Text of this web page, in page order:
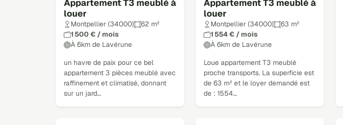
Appartement T3 meublé à
louer
Montpellier (34000)
62 m²
1 500 € / mois
À 6km de Lavérune
un havre de paix pour ce bel
appartement 3 pièces meublé avec
raffinement et climatisé, donnant
sur un jard…
Appartement T3 meublé à
louer
Montpellier (34000)
63 m²
1 554 € / mois
À 6km de Lavérune
Loue appartement T3 meublé
proche transports. La superficie est
de 63 m² et le loyer demandé est
de : 1554…